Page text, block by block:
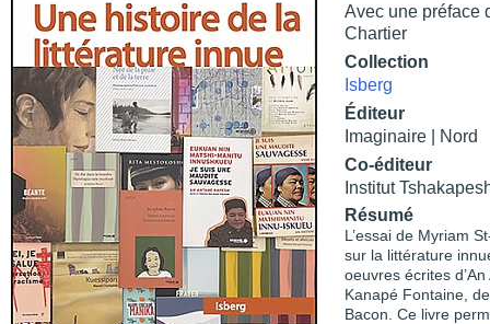
Avec une préface
Chartier
Collection
Isberg
Éditeur
Imaginaire | Nord
Co-éditeur
Institut
Résumé
L’essai de Myriam
sur la littérature
oeuvres écrites
Kanapé Fontaine,
Bacon. Ce livre